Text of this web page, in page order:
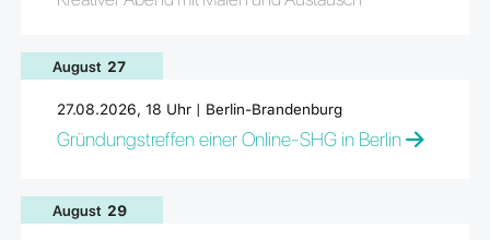
August 27
27.08.2026, 18 Uhr | Berlin-Brandenburg
Gründungstreffen einer Online-SHG in Berlin
August 29